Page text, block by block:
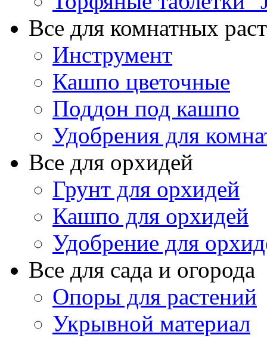
Все для комнатных
Инструмент
Кашпо цветочные
Поддон под кашпо
Удобрения для
Все для орхидей
Грунт для орхидей
Кашпо для орхидей
Удобрение для
Все для сада и огорода
Опоры для растений
Укрывной материал